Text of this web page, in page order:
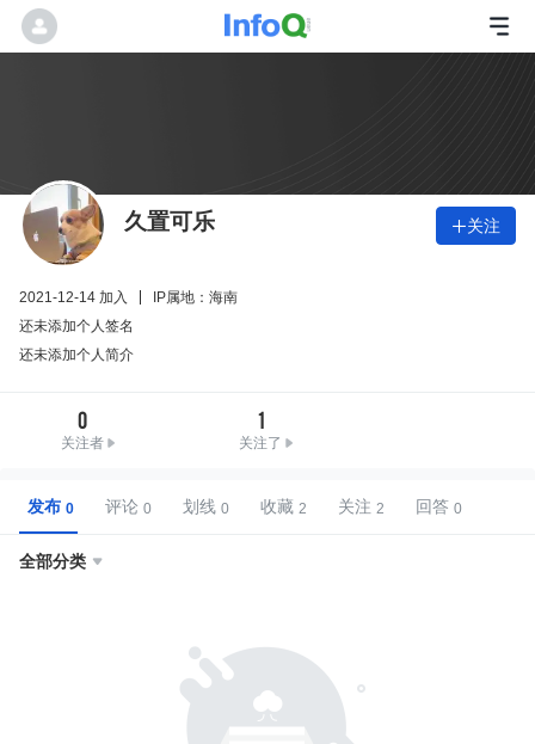
久置可乐 关注
2021-12-14 加入
IP属地：海南
还未添加个人签名
还未添加个人简介
0
关注者
1
关注了
发布 评论 划线 收藏 关注 回答
全部分类 